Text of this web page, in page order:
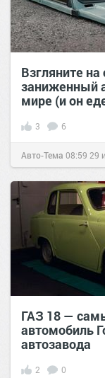
Взгляните
заниженный
мире (и он
3 6
Авто-Тема 08:59 29
ГАЗ 18 —
автомобиль
автозавода
2 0